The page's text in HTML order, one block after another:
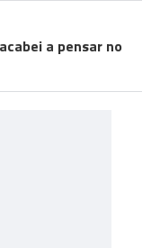
a pensar no